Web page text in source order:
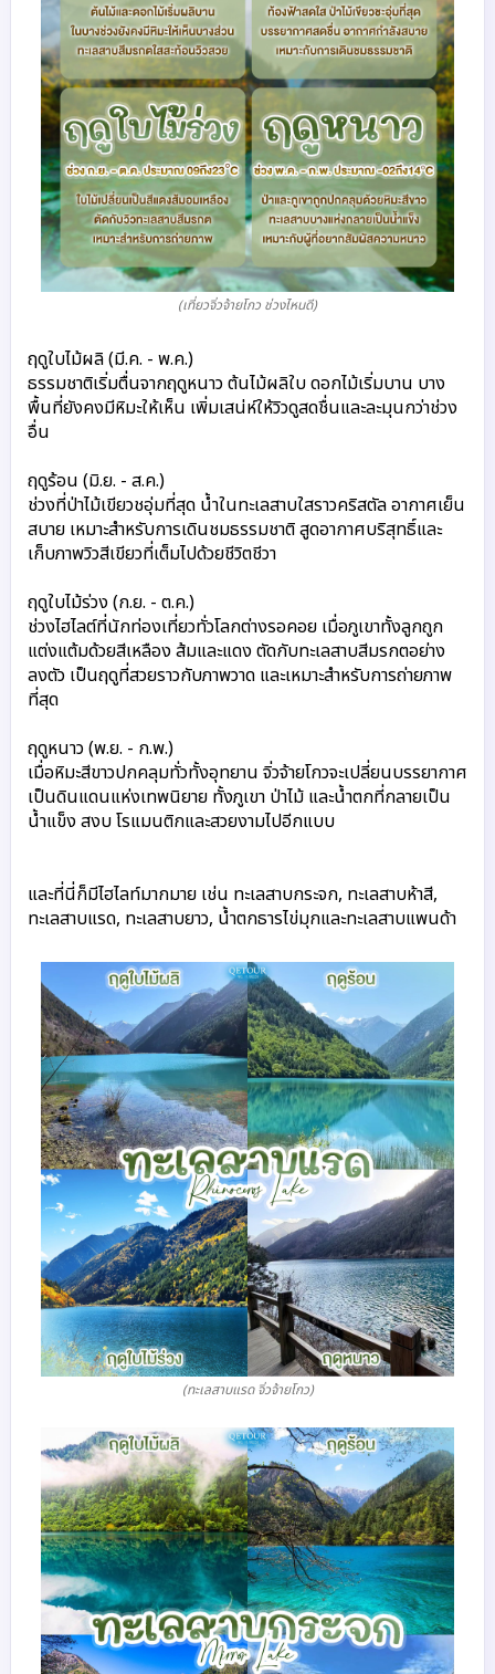
(เที่ยวจิ่วจ้ายโกว ช่วงไหนดี)
ฤดูใบไม้ผลิ (มี.ค. - พ.ค.)
ธรรมชาติเริ่มตื่นจากฤดูหนาว ต้นไม้ผลิใบ ดอกไม้เริ่มบาน บาง
พื้นที่ยังคงมีหิมะให้เห็น เพิ่มเสน่ห์ให้วิวดูสดชื่นและละมุนกว่าช่วง
อื่น
ฤดูร้อน (มิ.ย. - ส.ค.)
ช่วงที่ป่าไม้เขียวชอุ่มที่สุด น้ำในทะเลสาบใสราวคริสตัล อากาศเย็น
สบาย เหมาะสำหรับการเดินชมธรรมชาติ สูดอากาศบริสุทธิ์และ
เก็บภาพวิวสีเขียวที่เต็มไปด้วยชีวิตชีวา
ฤดูใบไม้ร่วง (ก.ย. - ต.ค.)
ช่วงไฮไลต์ที่นักท่องเที่ยวทั่วโลกต่างรอคอย เมื่อภูเขาทั้งลูกถูก
แต่งแต้มด้วยสีเหลือง ส้มและแดง ตัดกับทะเลสาบสีมรกตอย่าง
ลงตัว เป็นฤดูที่สวยราวกับภาพวาด และเหมาะสำหรับการถ่ายภาพ
ที่สุด
ฤดูหนาว (พ.ย. - ก.พ.)
เมื่อหิมะสีขาวปกคลุมทั่วทั้งอุทยาน จิ่วจ้ายโกวจะเปลี่ยนบรรยากาศ
เป็นดินแดนแห่งเทพนิยาย ทั้งภูเขา ป่าไม้ และน้ำตกที่กลายเป็น
น้ำแข็ง สงบ โรแมนติกและสวยงามไปอีกแบบ
และที่นี่ก็มีไฮไลท์มากมาย เช่น ทะเลสาบกระจก, ทะเลสาบห้าสี,
ทะเลสาบแรด, ทะเลสาบยาว, น้ำตกธารไข่มุกและทะเลสาบแพนด้า
(ทะเลสาบแรด จิ่วจ้ายโกว)